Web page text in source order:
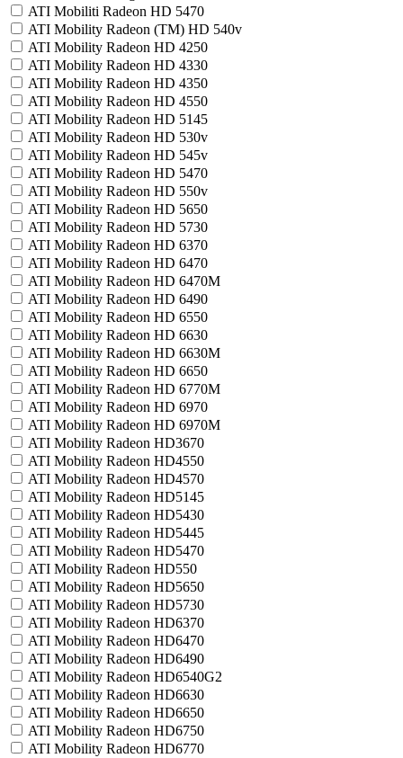
ATI Mobiliti Radeon HD 5470
ATI Mobility Radeon (TM) HD 540v
ATI Mobility Radeon HD 4250
ATI Mobility Radeon HD 4330
ATI Mobility Radeon HD 4350
ATI Mobility Radeon HD 4550
ATI Mobility Radeon HD 5145
ATI Mobility Radeon HD 530v
ATI Mobility Radeon HD 545v
ATI Mobility Radeon HD 5470
ATI Mobility Radeon HD 550v
ATI Mobility Radeon HD 5650
ATI Mobility Radeon HD 5730
ATI Mobility Radeon HD 6370
ATI Mobility Radeon HD 6470
ATI Mobility Radeon HD 6470M
ATI Mobility Radeon HD 6490
ATI Mobility Radeon HD 6550
ATI Mobility Radeon HD 6630
ATI Mobility Radeon HD 6630M
ATI Mobility Radeon HD 6650
ATI Mobility Radeon HD 6770M
ATI Mobility Radeon HD 6970
ATI Mobility Radeon HD 6970M
ATI Mobility Radeon HD3670
ATI Mobility Radeon HD4550
ATI Mobility Radeon HD4570
ATI Mobility Radeon HD5145
ATI Mobility Radeon HD5430
ATI Mobility Radeon HD5445
ATI Mobility Radeon HD5470
ATI Mobility Radeon HD550
ATI Mobility Radeon HD5650
ATI Mobility Radeon HD5730
ATI Mobility Radeon HD6370
ATI Mobility Radeon HD6470
ATI Mobility Radeon HD6490
ATI Mobility Radeon HD6540G2
ATI Mobility Radeon HD6630
ATI Mobility Radeon HD6650
ATI Mobility Radeon HD6750
ATI Mobility Radeon HD6770